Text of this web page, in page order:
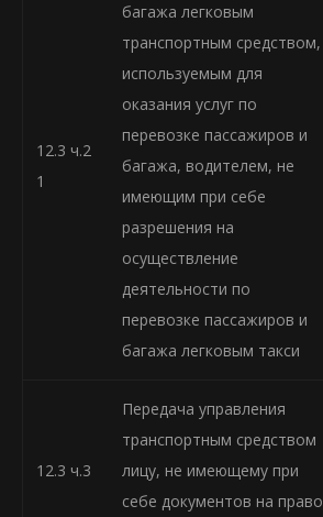
12.3 ч.2
1
багажа легковым
транспортным средством,
используемым для
оказания услуг по
перевозке пассажиров и
багажа, водителем, не
имеющим при себе
разрешения на
осуществление
деятельности по
перевозке пассажиров и
багажа легковым такси
12.3 ч.3
Передача управления
транспортным средством
лицу, не имеющему при
себе документов на право